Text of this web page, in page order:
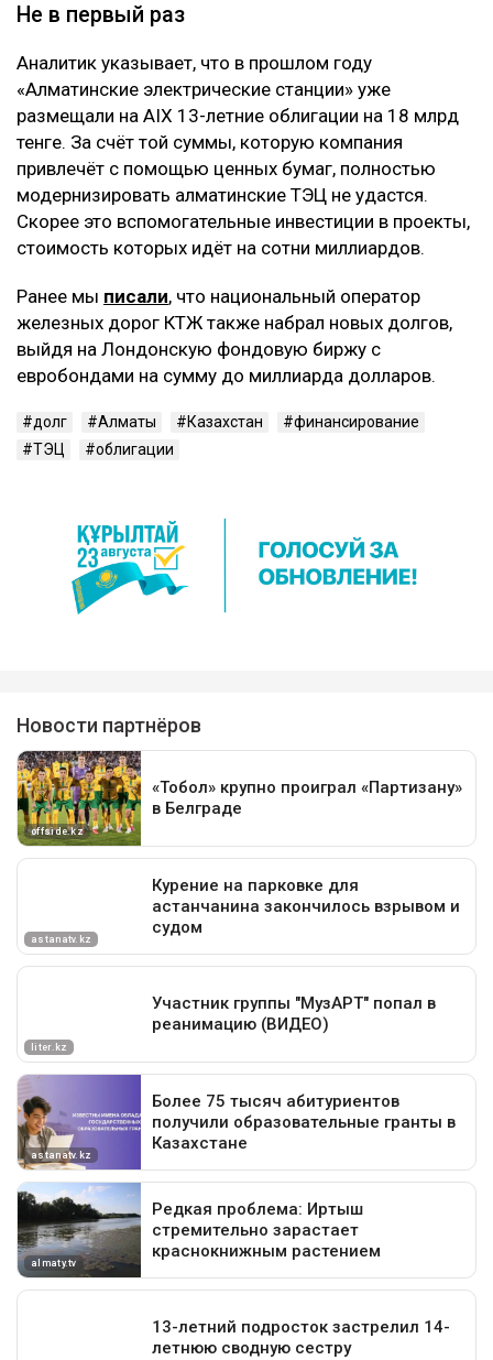
Не в первый раз
Аналитик указывает, что в прошлом году
«Алматинские электрические станции» уже
размещали на AIX 13-летние облигации на 18 млрд
тенге. За счёт той суммы, которую компания
привлечёт с помощью ценных бумаг, полностью
модернизировать алматинские ТЭЦ не удастся.
Скорее это вспомогательные инвестиции в проекты,
стоимость которых идёт на сотни миллиардов.
Ранее мы писали, что национальный оператор
железных дорог КТЖ также набрал новых долгов,
выйдя на Лондонскую фондовую биржу с
евробондами на сумму до миллиарда долларов.
долг Алматы Казахстан
финансирование
ТЭЦ
облигации